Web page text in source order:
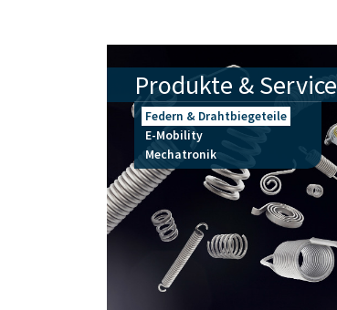
Produkte & Service
Federn & Drahtbiegeteile
E-Mobility
Mechatronik